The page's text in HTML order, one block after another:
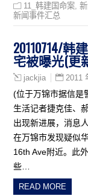
11_韩建国命案 ,
新闻事件汇总
20110714/
宅被曝光(更
jackjia 2011
(位于万锦市据信是
生活记者捷克佳、
出现新进展，消息
在万锦市发现疑似
16th Ave附近。此
些…
READ MORE